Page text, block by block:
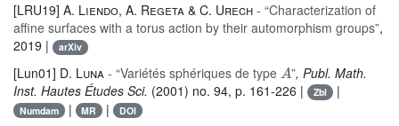
[LRU19] A. Liendo, A. Regeta & C. Urech - “Characterization of
affine surfaces with a torus action by their automorphism groups”,
2019 |
arXiv
[Lun01] D. Luna - “Variétés sphériques de type A”, Publ. Math.
Inst. Hautes Études Sci. (2001) no. 94, p. 161-226 | Zbl |
Numdam | MR | DOI